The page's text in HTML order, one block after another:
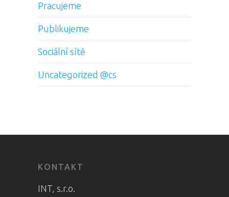
Pracujeme
Publikujeme
Sociální sítě
Uncategorized @cs
KONTAKT
INT, s.r.o.